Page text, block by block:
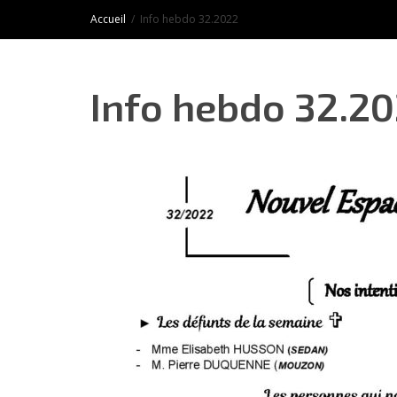
Accueil Info hebdo 32.2022
Info hebdo